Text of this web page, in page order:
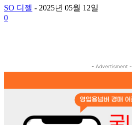
SO 디젤 - 2025년 05월 12일
0
- Advertisment -